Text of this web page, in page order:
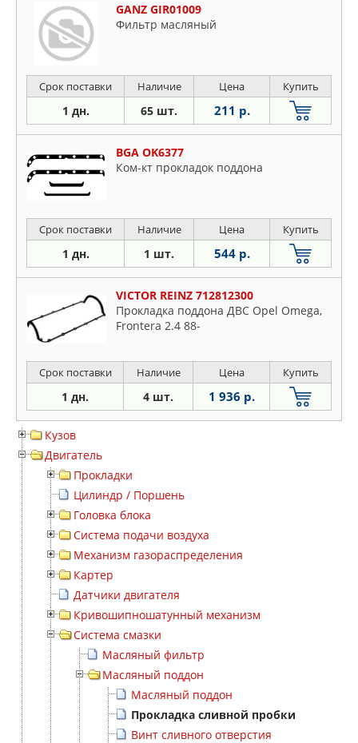
GANZ GIR01009
Фильтр масляный
Срок поставки Наличие Цена Купить
1 дн. 65 шт. 211 р.
BGA OK6377
Ком-кт прокладок поддона
Срок поставки Наличие Цена Купить
1 дн. 1 шт. 544 р.
VICTOR REINZ 712812300
Прокладка поддона ДВС Opel Omega,
Frontera 2.4 88-
Срок поставки Наличие Цена Купить
1 дн. 4 шт. 1 936 р.
Кузов
Двигатель
Прокладки
Цилиндр / Поршень
Головка блока
Система подачи воздуха
Механизм газораспределения
Картер
Датчики двигателя
Кривошипношатунный механизм
Система смазки
Масляный фильтр
Масляный поддон
Масляный поддон
Прокладка сливной пробки
Винт сливного отверстия